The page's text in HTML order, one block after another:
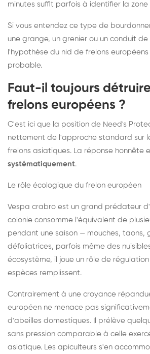
minutes suffit parfois à identifier la
Si vous entendez ce type de
une grange, un grenier ou un conduit de
l'hypothèse du nid de frelons
probable.
Faut-il toujours
frelons européens ?
C'est ici que la position de Need's
nettement de l'approche standard sur
frelons asiatiques. La réponse honnête
systématiquement.
Le rôle écologique du frelon européen
Vespa crabro est un grand prédateur
colonie consomme l'équivalent de
pendant une saison — mouches, taons,
défoliatrices, parfois même des
écosystème, il joue un rôle de
espèces remplissent.
Contrairement à une croyance
européen ne menace pas
d'abeilles domestiques. Il prélève
sans pression comparable à celle
asiatique. Les apiculteurs s'en